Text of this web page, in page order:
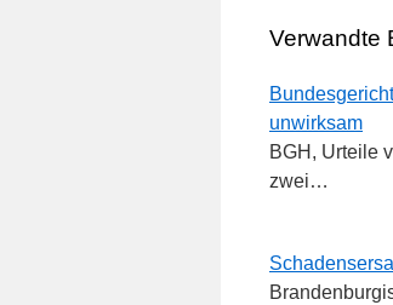
Verwandte
unwirksam
BGH, Urteile
zwei…